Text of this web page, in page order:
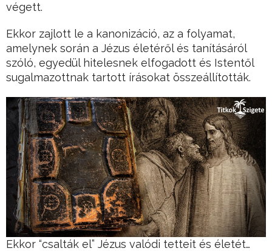
végett.
Ekkor zajlott le a kanonizáció, az a folyamat,
amelynek során a Jézus életéről és tanításáról
szóló, egyedül hitelesnek elfogadott és Istentől
sugalmazottnak tartott írásokat összeállították.
Ekkor “csalták el” Jézus valódi tetteit és életét…